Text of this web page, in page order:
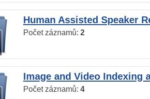
Human Assisted Speaker
Počet záznamů: 2
Image and Video Indexing
Počet záznamů: 4